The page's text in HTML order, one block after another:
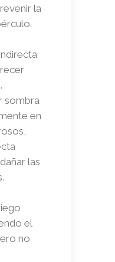
la
sombra
en
las
el
no